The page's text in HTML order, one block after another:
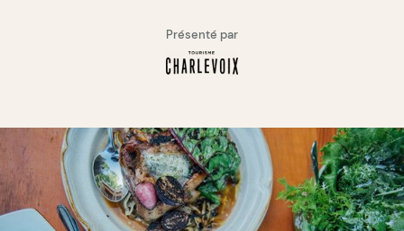
Présenté par